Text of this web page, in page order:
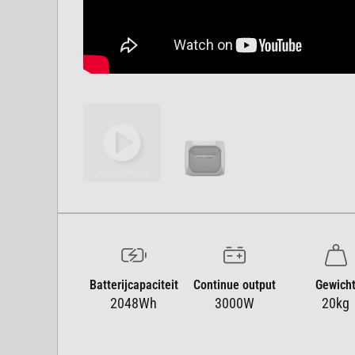
Batterijcapaciteit
2048Wh
Continue output
3000W 20kg